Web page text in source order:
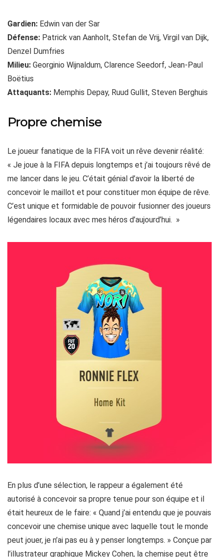
Gardien: Edwin van der Sar
Défense: Patrick van Aanholt, Stefan de Vrij, Virgil van Dijk,
Denzel Dumfries
Milieu: Georginio Wijnaldum, Clarence Seedorf, Jean-Paul
Boëtius
Attaquants: Memphis Depay, Ruud Gullit, Steven Berghuis
Propre chemise
Le joueur fanatique de la FIFA voit un rêve devenir réalité:
« Je joue à la FIFA depuis longtemps et j’ai toujours rêvé de
me lancer dans le jeu. C’était génial d’avoir la liberté de
concevoir le maillot et pour constituer mon équipe de rêve.
C’est unique et formidable de pouvoir fusionner des joueurs
légendaires locaux avec mes héros d’aujourd’hui. »
En plus d’une sélection, le rappeur a également été
autorisé à concevoir sa propre tenue pour son équipe et il
était heureux de le faire: « Quand j’ai entendu que je pouvais
concevoir une chemise unique avec laquelle tout le monde
peut jouer, je n’ai pas eu à y penser longtemps. » Conçue par
l’illustrateur graphique Mickey Cohen, la chemise peut être